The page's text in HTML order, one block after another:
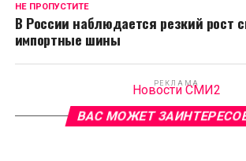
НЕ ПРОПУСТИТЕ
В России наблюдается резкий рост
импортные шины
РЕКЛАМА
Новости СМИ2
ВАС МОЖЕТ